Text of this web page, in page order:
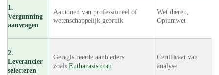
1.
Vergunning
aanvragen
Aantonen van professioneel of
wetenschappelijk gebruik
Wet dieren,
Opiumwet
2.
Leverancier
selecteren
Geregistreerde aanbieders
zoals Euthanasis.com
Certificaat van
analyse